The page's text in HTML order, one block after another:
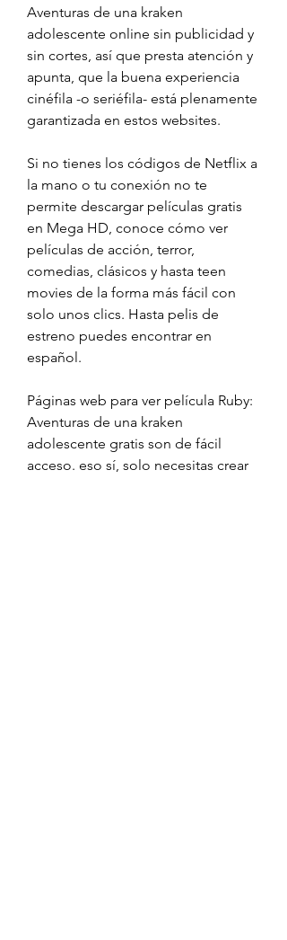
Aventuras de una kraken
adolescente online sin publicidad y
sin cortes, así que presta atención y
apunta, que la buena experiencia
cinéfila -o seriéfila- está plenamente
garantizada en estos websites.
Si no tienes los códigos de Netflix a
la mano o tu conexión no te
permite descargar películas gratis
en Mega HD, conoce cómo ver
películas de acción, terror,
comedias, clásicos y hasta teen
movies de la forma más fácil con
solo unos clics. Hasta pelis de
estreno puedes encontrar en
español.
Páginas web para ver película Ruby:
Aventuras de una kraken
adolescente gratis son de fácil
acceso. eso sí, solo necesitas crear